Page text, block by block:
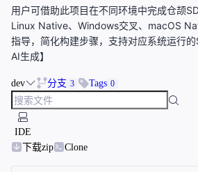
用户可借助此项目在不同环境中完成仓颉
Linux Native、Windows交叉、macOS
指导，简化构建步骤，支持对应系统运行
AI生成】
dev 分支 3 Tags 0
IDE
下载zip
Clone